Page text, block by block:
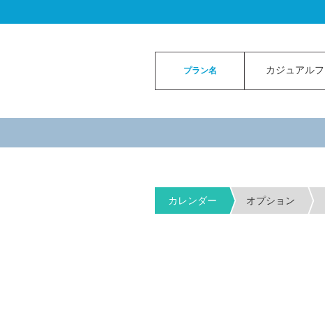
プラン名 カジュアル
お申し
カレンダー オプション